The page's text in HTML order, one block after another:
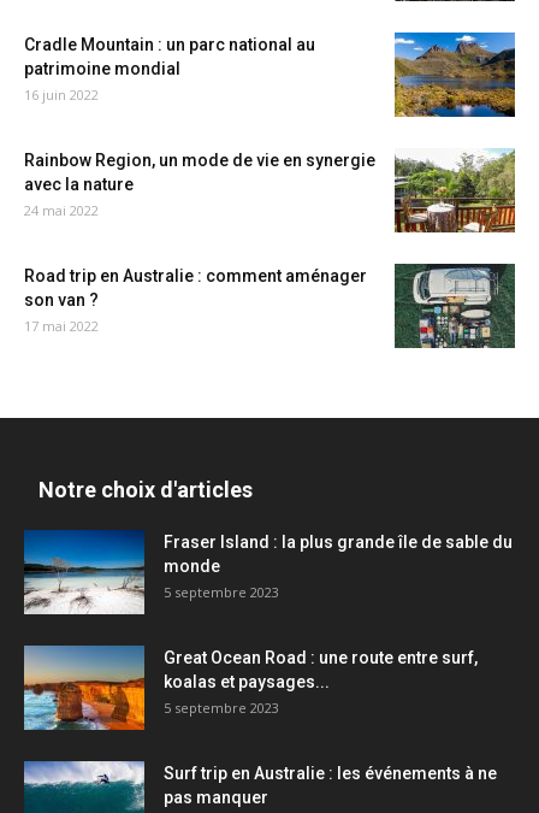
Cradle Mountain : un parc national au
patrimoine mondial
16 juin 2022
Rainbow Region, un mode de vie en synergie
avec la nature
24 mai 2022
Road trip en Australie : comment aménager
son van ?
17 mai 2022
Notre choix d'articles
Fraser Island : la plus grande île de sable du
monde
5 septembre 2023
Great Ocean Road : une route entre surf,
koalas et paysages...
5 septembre 2023
Surf trip en Australie : les événements à ne
pas manquer